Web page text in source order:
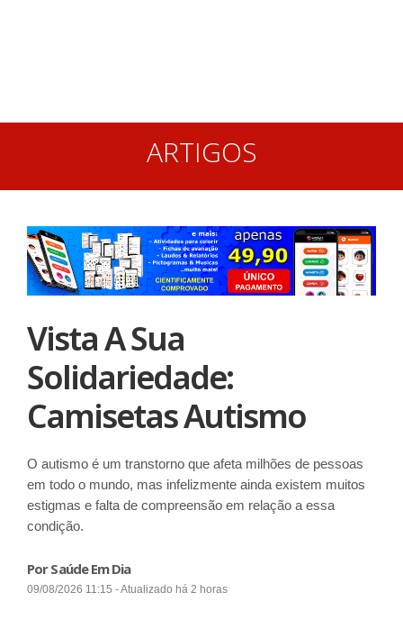
ARTIGOS
Vista A Sua
Solidariedade:
Camisetas Autismo
O autismo é um transtorno que afeta milhões de pessoas
em todo o mundo, mas infelizmente ainda existem muitos
estigmas e falta de compreensão em relação a essa
condição.
Por Saúde Em Dia
09/08/2026 11:15 - Atualizado há 2 horas